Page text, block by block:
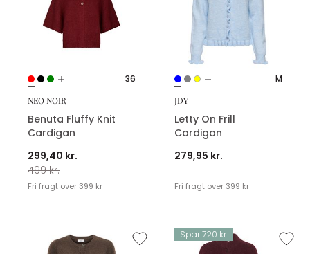
36
NEO NOIR
Benuta Fluffy Knit
Cardigan
299,40 kr.
499 kr.
Fri fragt over 399 kr
M
JDY
Letty On Frill
Cardigan
279,95 kr.
Fri fragt over 399 kr
Spar 720 kr.